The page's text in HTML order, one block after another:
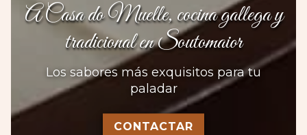
A Casa do Muelle, cocina gallega y
tradicional en Soutomaior
Los sabores más exquisitos para tu
paladar
CONTACTAR